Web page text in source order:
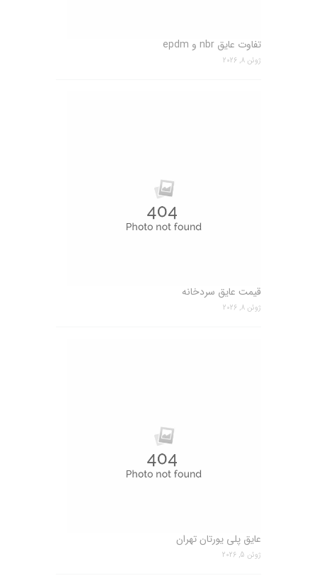
تفاوت عایق nbr و epdm
ژوئن 8, 2026
قیمت عایق سردخانه
ژوئن 8, 2026
عایق پلی یورتان تهران
ژوئن 5, 2026